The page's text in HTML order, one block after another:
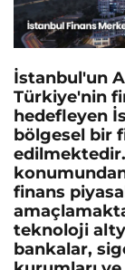
İstanbul'un
Türkiye'nin
hedefleyen
bölgesel bir
finans
teknoloji
bankalar,